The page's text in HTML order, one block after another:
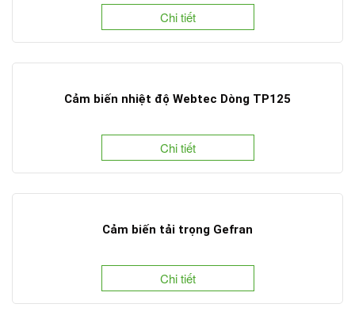
Chi tiết
Cảm biến nhiệt độ Webtec Dòng TP125
Chi tiết
Cảm biến tải trọng Gefran
Chi tiết